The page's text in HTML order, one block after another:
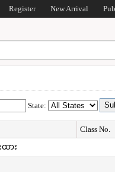
Register New Arrival
State:
Class No.
ား